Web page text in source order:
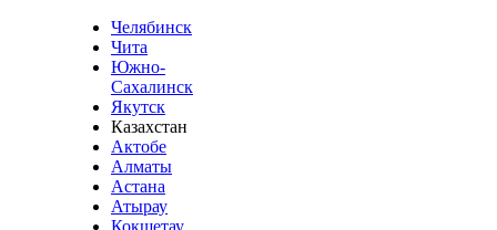
Челябинск
Чита
Южно-
Сахалинск
Якутск
Казахстан
Актобе
Алматы
Астана
Атырау
Кокшетау